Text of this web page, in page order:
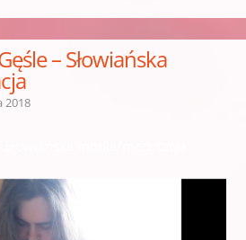
– Słowiańska
2018